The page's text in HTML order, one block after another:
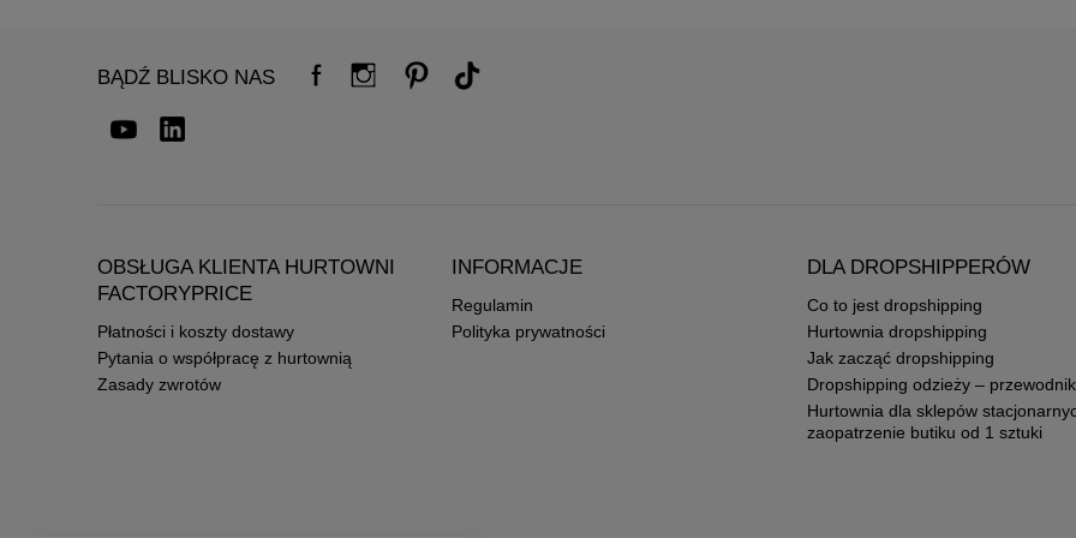
BĄDŹ BLISKO NAS
OBSŁUGA KLIENTA HURTOWNI
FACTORYPRICE
Płatności i koszty dostawy
Pytania o współpracę z hurtownią
Zasady zwrotów
INFORMACJE
Regulamin
Polityka prywatności
DLA DROPSHIPPERÓW
Co to jest dropshipping
Hurtownia dropshipping
Jak zacząć dropshipping
Dropshipping odzieży – przewodnik
Hurtownia dla sklepów
zaopatrzenie butiku od 1 sztuki